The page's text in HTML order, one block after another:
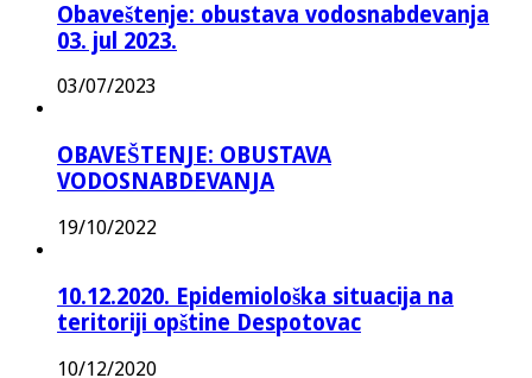
Obaveštenje: obustava vodosnabdevanja
03. jul 2023.
03/07/2023
OBAVEŠTENJE: OBUSTAVA
VODOSNABDEVANJA
19/10/2022
10.12.2020. Epidemiološka situacija na
teritoriji opštine Despotovac
10/12/2020